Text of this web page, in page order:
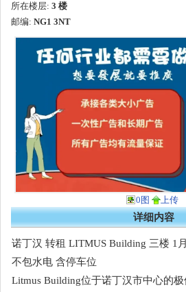
所在楼层: 3 楼
邮编: NG1 3NT
0图 上传
详细内容
诺丁汉 转租 LITMUS Building 三楼 1
不包水电 含停车位
Litmus Building位于诺丁汉市中心的极